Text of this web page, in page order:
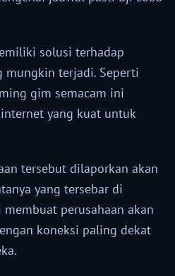
solusi terhadap
mungkin terjadi. Seperti
gim semacam ini
yang kuat untuk
tersebut dilaporkan akan
yang tersebar di
perusahaan akan
koneksi paling dekat